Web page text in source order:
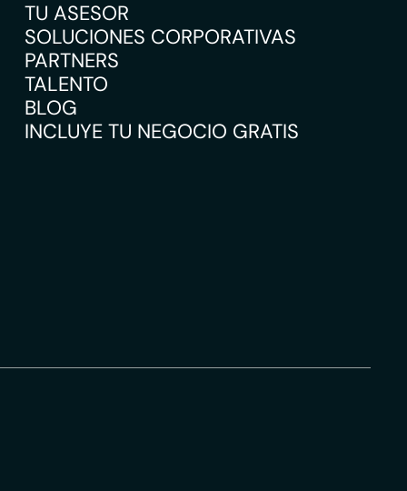
TU ASESOR
SOLUCIONES CORPORATIVAS
PARTNERS
TALENTO
BLOG
INCLUYE TU NEGOCIO GRATIS